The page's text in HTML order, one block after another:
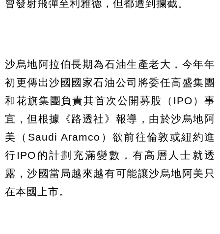
曾發射飛彈至利雅德，但都遭到攔截。
沙烏地阿拉伯長期為石油生產老大，今年年
初更傳出沙國國家石油公司將委任高盛集團
和花旗集團負責其首次公開募股（IPO）事
宜，但根據《路透社》報導，由於沙烏地阿
美（Saudi Aramco）欲前往倫敦或紐約進
行IPO的計劃充滿變數，有高層人士就透
露，沙國當局越來越有可能讓沙烏地阿美只
在本國上市。